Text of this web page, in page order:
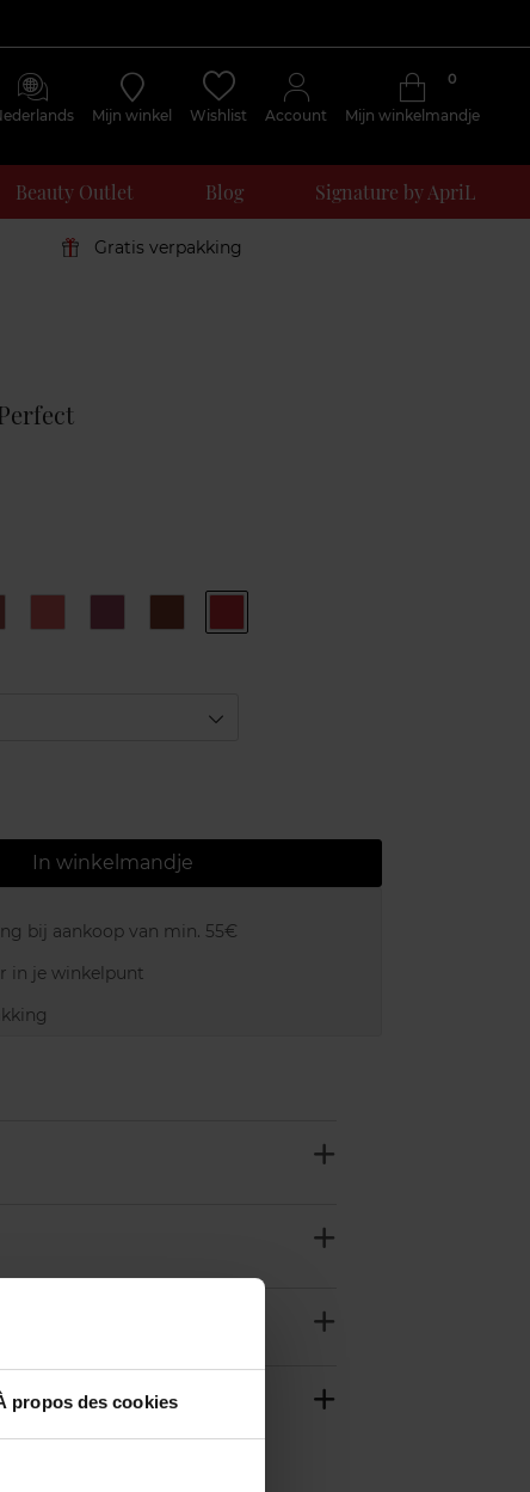
propos des cookies
Mijn winkel Wishlist Account Mijn winkelmandje
0
Beauty Outlet Blog Signature by ApriL
Gratis verpakking
Rose BurgundyChocolat
N°7
In winkelmandje
bij aankoop van min. 55€
in je winkelpunt